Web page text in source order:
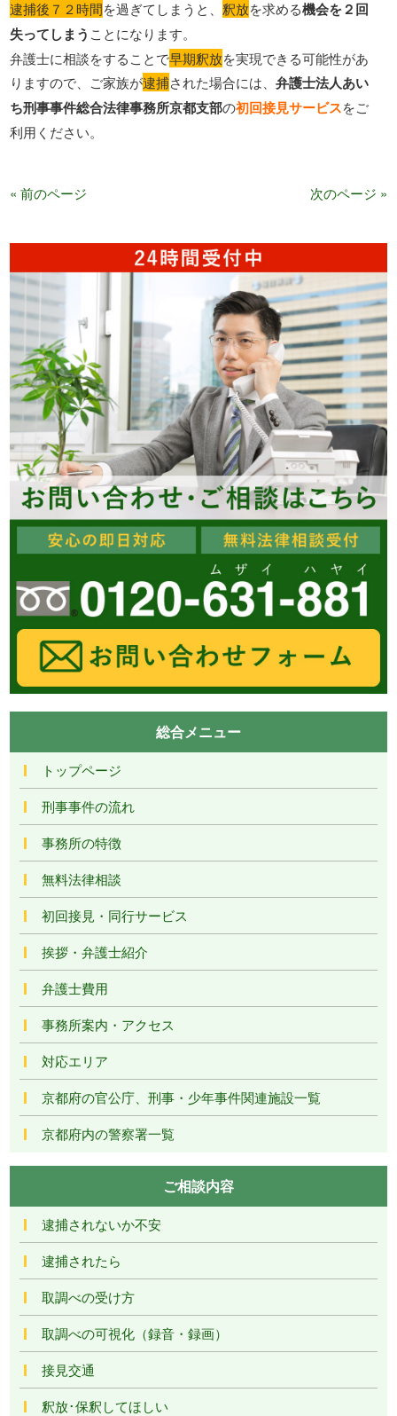
逮捕後７２時間を過ぎてしまうと、釈放を求める機会を２回
失ってしまう ことになります。
弁護士に相談をすることで早期釈放を実現できる可能性があ
りますので、ご家族が逮捕された場合には、弁護士法人あい
ち刑事事件総合法律事務所京都支部の初回接見サービスをご
利用ください。
« 前のページ 次のページ »
総合メニュー
トップページ
刑事事件の流れ
事務所の特徴
無料法律相談
初回接見・同行サービス
挨拶・弁護士紹介
弁護士費用
事務所案内・アクセス
対応エリア
京都府の官公庁、刑事・少年事件関連施設一覧
京都府内の警察署一覧
ご相談内容
逮捕されないか不安
逮捕されたら
取調べの受け方
取調べの可視化（録音・録画）
接見交通
釈放･保釈してほしい